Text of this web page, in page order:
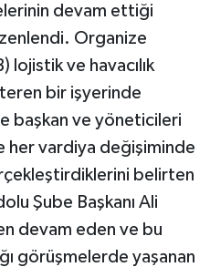
devam ettiği
Organize
lojistik ve havacılık
bir işyerinde
başkan ve yöneticileri
her vardiya değişiminde
belirten
Şube Başkanı Ali
devam eden ve bu
görüşmelerde yaşanan